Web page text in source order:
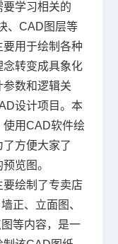
学习相关的
、CAD图层等
用于绘制各种
转变成具象化
数和逻辑关
设计项目。本
使用CAD软件绘
方便大家了
览图。
绘制了专卖店
正、立面图、
等内容，是一